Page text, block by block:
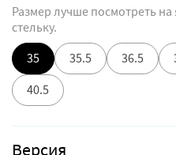
Размер лучше посмотреть
стельку.
35
35.5 36.5
40.5
Версия